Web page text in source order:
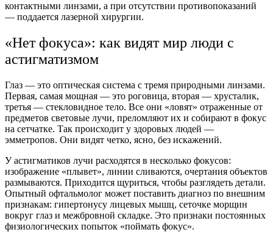
контактными линзами, а при отсутствии противопоказаний
— поддается лазерной хирургии.
«Нет фокуса»: как видят мир люди с
астигматизмом
Глаз — это оптическая система с тремя природными линзами.
Первая, самая мощная — это роговица, вторая — хрусталик,
третья — стекловидное тело. Все они «ловят» отраженные от
предметов световые лучи, преломляют их и собирают в фокус
на сетчатке. Так происходит у здоровых людей —
эмметропов. Они видят четко, ясно, без искажений.
У астигматиков лучи расходятся в несколько фокусов:
изображение «плывет», линии сливаются, очертания объектов
размываются. Приходится щуриться, чтобы разглядеть детали.
Опытный офтальмолог может поставить диагноз по внешним
признакам: гипертонусу лицевых мышц, сеточке морщин
вокруг глаз и межбровной складке. Это признаки постоянных
физиологических попыток «поймать фокус».